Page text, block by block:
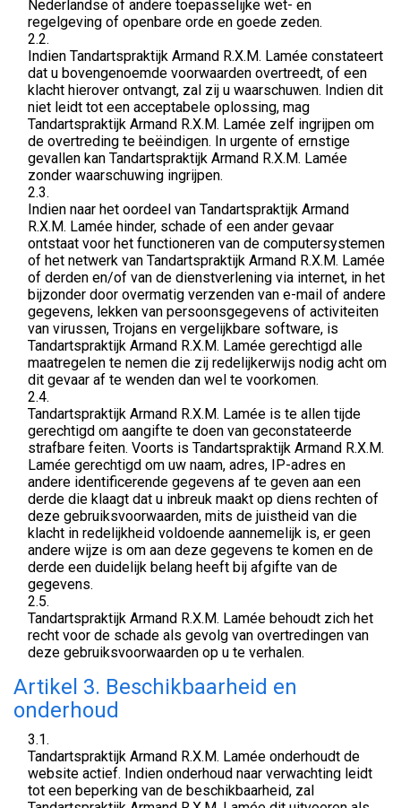
Nederlandse of andere toepasselijke wet- en
regelgeving of openbare orde en goede zeden.
2.2.
Indien Tandartspraktijk Armand R.X.M. Lamée constateert
dat u bovengenoemde voorwaarden overtreedt, of een
klacht hierover ontvangt, zal zij u waarschuwen. Indien dit
niet leidt tot een acceptabele oplossing, mag
Tandartspraktijk Armand R.X.M. Lamée zelf ingrijpen om
de overtreding te beëindigen. In urgente of ernstige
gevallen kan Tandartspraktijk Armand R.X.M. Lamée
zonder waarschuwing ingrijpen.
2.3.
Indien naar het oordeel van Tandartspraktijk Armand
R.X.M. Lamée hinder, schade of een ander gevaar
ontstaat voor het functioneren van de computersystemen
of het netwerk van Tandartspraktijk Armand R.X.M. Lamée
of derden en/of van de dienstverlening via internet, in het
bijzonder door overmatig verzenden van e-mail of andere
gegevens, lekken van persoonsgegevens of activiteiten
van virussen, Trojans en vergelijkbare software, is
Tandartspraktijk Armand R.X.M. Lamée gerechtigd alle
maatregelen te nemen die zij redelijkerwijs nodig acht om
dit gevaar af te wenden dan wel te voorkomen.
2.4.
Tandartspraktijk Armand R.X.M. Lamée is te allen tijde
gerechtigd om aangifte te doen van geconstateerde
strafbare feiten. Voorts is Tandartspraktijk Armand R.X.M.
Lamée gerechtigd om uw naam, adres, IP-adres en
andere identificerende gegevens af te geven aan een
derde die klaagt dat u inbreuk maakt op diens rechten of
deze gebruiksvoorwaarden, mits de juistheid van die
klacht in redelijkheid voldoende aannemelijk is, er geen
andere wijze is om aan deze gegevens te komen en de
derde een duidelijk belang heeft bij afgifte van de
gegevens.
2.5.
Tandartspraktijk Armand R.X.M. Lamée behoudt zich het
recht voor de schade als gevolg van overtredingen van
deze gebruiksvoorwaarden op u te verhalen.
Artikel 3. Beschikbaarheid en
onderhoud
3.1.
Tandartspraktijk Armand R.X.M. Lamée onderhoudt de
website actief. Indien onderhoud naar verwachting leidt
tot een beperking van de beschikbaarheid, zal